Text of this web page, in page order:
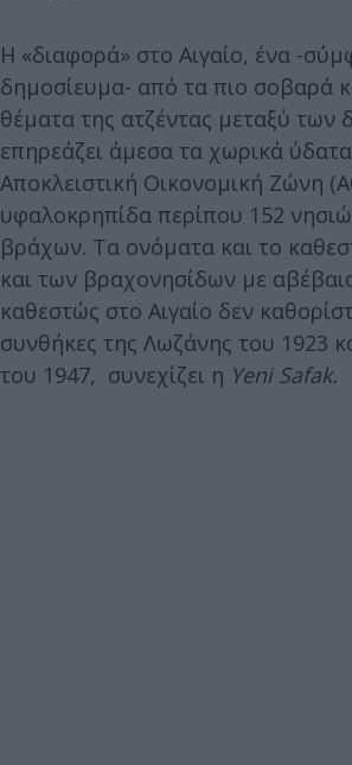
Η «διαφορά» στο Αιγαίο, ένα -
δημοσίευμα- από τα πιο σοβαρά
θέματα της ατζέντας μεταξύ των
επηρεάζει άμεσα τα χωρικά
Αποκλειστική Οικονομική Ζώνη
υφαλοκρηπίδα περίπου 152
βράχων. Τα ονόματα και το
και των βραχονησίδων με
καθεστώς στο Αιγαίο δεν
συνθήκες της Λωζάνης του 1923
του 1947, συνεχίζει η Yeni Safak.